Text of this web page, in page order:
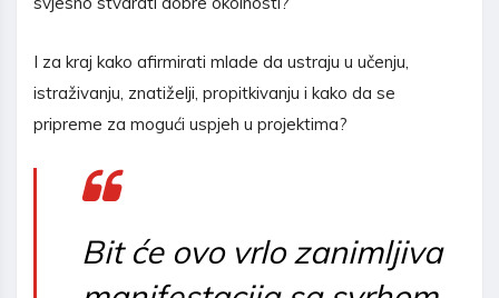
I za kraj kako afirmirati mlade da ustraju u učenju,
istraživanju, znatiželji, propitkivanju i kako da se
pripreme za mogući uspjeh u projektima?
Bit će ovo vrlo zanimljiva